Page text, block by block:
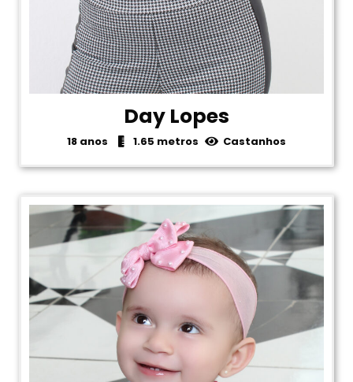
Day Lopes
18 anos 1.65 metros Castanhos